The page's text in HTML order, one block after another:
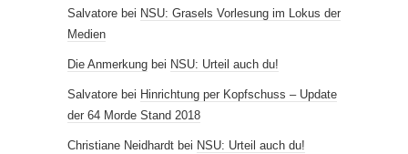
Salvatore bei NSU: Grasels Vorlesung im Lokus der
Medien
Die Anmerkung bei NSU: Urteil auch du!
Salvatore bei Hinrichtung per Kopfschuss – Update
der 64 Morde Stand 2018
Christiane Neidhardt bei NSU: Urteil auch du!